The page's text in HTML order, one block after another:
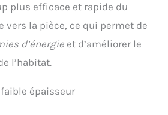
plus efficace et rapide du
vers la pièce, ce qui permet de
d’énergie et d’améliorer le
l’habitat.
épaisseur